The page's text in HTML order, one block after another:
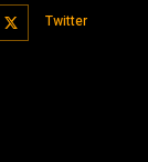
Twitter